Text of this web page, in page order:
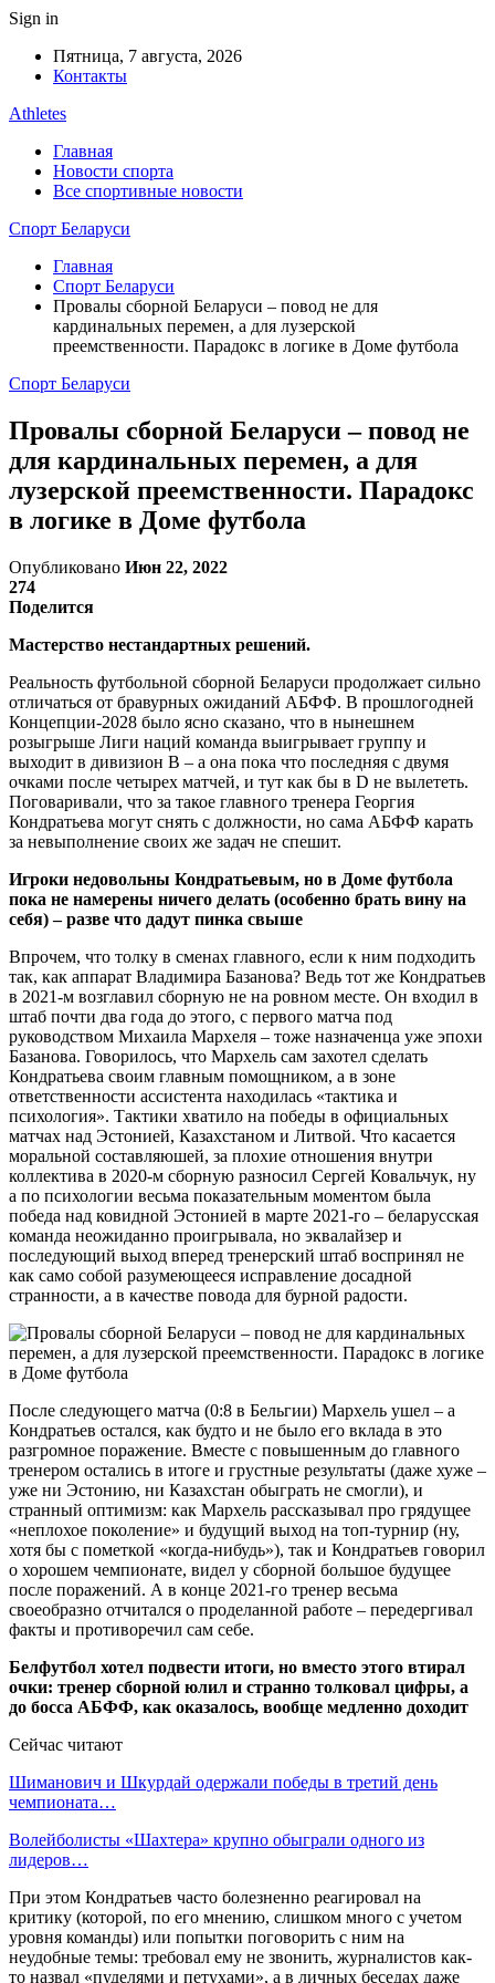
Sign in
Пятница, 7 августа, 2026
Контакты
Athletes
Главная
Новости спорта
Все спортивные новости
Спорт Беларуси
Главная
Спорт Беларуси
Провалы сборной Беларуси – повод не для
кардинальных перемен, а для лузерской
преемственности. Парадокс в логике в Доме футбола
Спорт Беларуси
Провалы сборной Беларуси – повод не
для кардинальных перемен, а для
лузерской преемственности. Парадокс
в логике в Доме футбола
Опубликовано Июн 22, 2022
274
Поделится
Мастерство нестандартных решений.
Реальность футбольной сборной Беларуси продолжает сильно
отличаться от бравурных ожиданий АБФФ. В прошлогодней
Концепции-2028 было ясно сказано, что в нынешнем
розыгрыше Лиги наций команда выигрывает группу и
выходит в дивизион B – а она пока что последняя с двумя
очками после четырех матчей, и тут как бы в D не вылететь.
Поговаривали, что за такое главного тренера Георгия
Кондратьева могут снять с должности, но сама АБФФ карать
за невыполнение своих же задач не спешит.
Игроки недовольны Кондратьевым, но в Доме футбола
пока не намерены ничего делать (особенно брать вину на
себя) – разве что дадут пинка свыше
Впрочем, что толку в сменах главного, если к ним подходить
так, как аппарат Владимира Базанова? Ведь тот же Кондратьев
в 2021-м возглавил сборную не на ровном месте. Он входил в
штаб почти два года до этого, с первого матча под
руководством Михаила Мархеля – тоже назначенца уже эпохи
Базанова. Говорилось, что Мархель сам захотел сделать
Кондратьева своим главным помощником, а в зоне
ответственности ассистента находилась «тактика и
психология». Тактики хватило на победы в официальных
матчах над Эстонией, Казахстаном и Литвой. Что касается
моральной составляюшей, за плохие отношения внутри
коллектива в 2020-м сборную разносил Сергей Ковальчук, ну
а по психологии весьма показательным моментом была
победа над ковидной Эстонией в марте 2021-го – беларусская
команда неожиданно проигрывала, но эквалайзер и
последующий выход вперед тренерский штаб воспринял не
как само собой разумеющееся исправление досадной
странности, а в качестве повода для бурной радости.
После следующего матча (0:8 в Бельгии) Мархель ушел – а
Кондратьев остался, как будто и не было его вклада в это
разгромное поражение. Вместе с повышенным до главного
тренером остались в итоге и грустные результаты (даже хуже –
уже ни Эстонию, ни Казахстан обыграть не смогли), и
странный оптимизм: как Мархель рассказывал про грядущее
«неплохое поколение» и будущий выход на топ-турнир (ну,
хотя бы с пометкой «когда-нибудь»), так и Кондратьев говорил
о хорошем чемпионате, видел у сборной большое будущее
после поражений. А в конце 2021-го тренер весьма
своеобразно отчитался о проделанной работе – передергивал
факты и противоречил сам себе.
Белфутбол хотел подвести итоги, но вместо этого втирал
очки: тренер сборной юлил и странно толковал цифры, а
до босса АБФФ, как оказалось, вообще медленно доходит
Сейчас читают
Шиманович и Шкурдай одержали победы в третий день
чемпионата…
Волейболисты «Шахтера» крупно обыграли одного из
лидеров…
При этом Кондратьев часто болезненно реагировал на
критику (которой, по его мнению, слишком много с учетом
уровня команды) или попытки поговорить с ним на
неудобные темы: требовал ему не звонить, журналистов как-
то назвал «пуделями и петухами», а в личных беседах даже